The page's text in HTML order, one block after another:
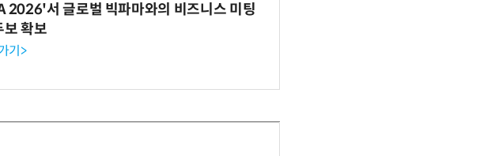
2026'서 글로벌 빅파마와의 비즈니스 미팅
확보
기>